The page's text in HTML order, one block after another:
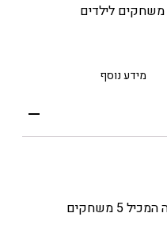
משחקים לילדים
מידע נוסף
משחק מהיר של זיכרון ואבחנה המכיל 5 משחקים